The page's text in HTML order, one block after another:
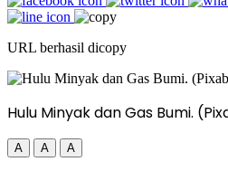
URL berhasil dicopy
Hulu Minyak dan Gas Bumi.
A A A